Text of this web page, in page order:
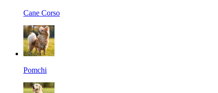
Cane Corso
Pomchi